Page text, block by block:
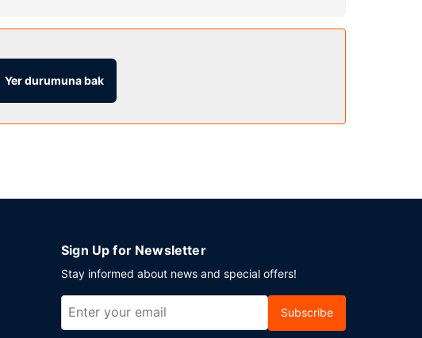
ayrıca ücretsiz kablosuz İnternet, otelde hediyelik eşya
içecek servisi yapıyor. Misafirlerimiz için tam dâhildir.
Yer durumuna bak
Sign Up for Newsletter
Stay informed about news and special offers!
Subscribe